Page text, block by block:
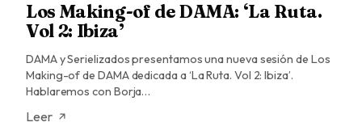
Los Making-of de DAMA: ‘La Ruta.
Vol 2: Ibiza’
DAMA y Serielizados presentamos una nueva sesión de Los
Making-of de DAMA dedicada a ‘La Ruta. Vol 2: Ibiza’.
Hablaremos con Borja…
Leer